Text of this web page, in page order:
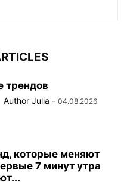
трендов
Author Julia - 04.08.2026
которые меняют
7 минут утра